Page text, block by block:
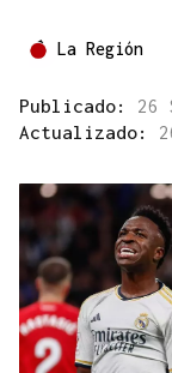
La Región
Publicado: 26
Actualizado: